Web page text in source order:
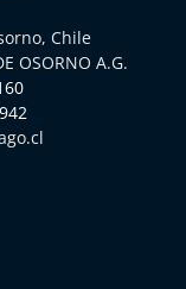
Chile
OSORNO A.G.